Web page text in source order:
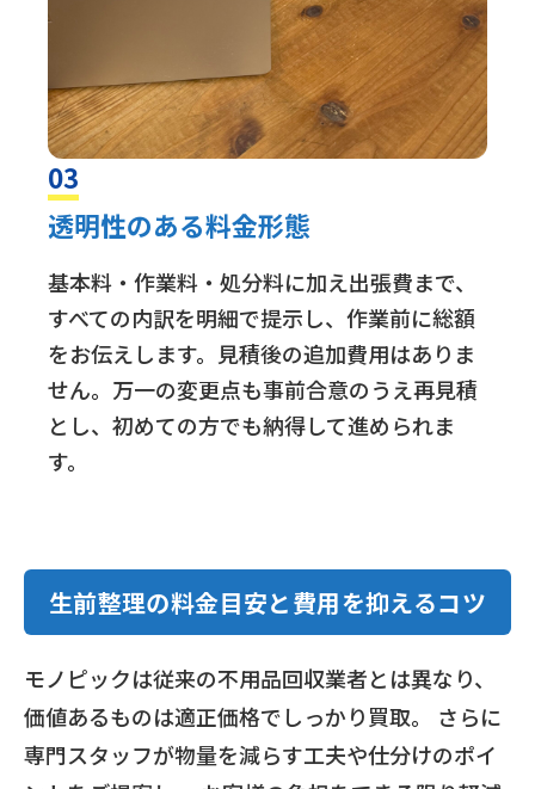
03
透明性のある料金形態
基本料・作業料・処分料に加え出張費まで、
すべての内訳を明細で提示し、作業前に総額
をお伝えします。見積後の追加費用はありま
せん。万一の変更点も事前合意のうえ再見積
とし、初めての方でも納得して進められま
す。
生前整理の料金目安と費用を抑えるコツ
モノピックは従来の不用品回収業者とは異なり、
価値あるものは適正価格でしっかり買取。 さらに
専門スタッフが物量を減らす工夫や仕分けのポイ